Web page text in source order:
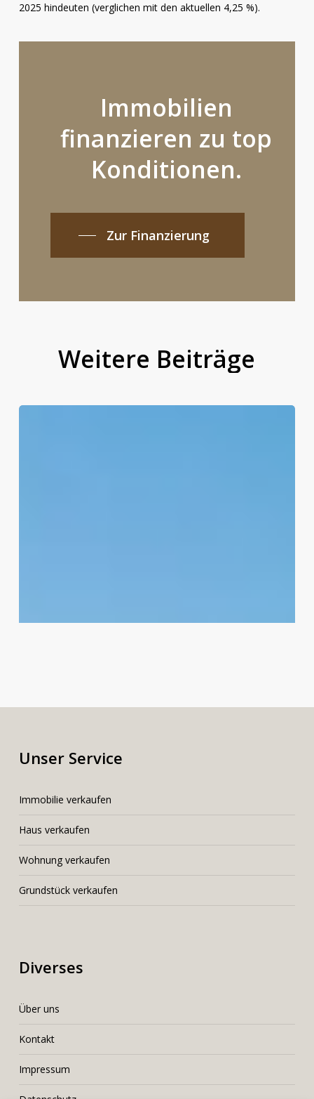
2025 hindeuten (verglichen mit den aktuellen 4,25 %).
Immobilien
finanzieren zu top
Konditionen.
Zur Finanzierung
Weitere Beiträge
Unser Service
Immobilie verkaufen
Haus verkaufen
Wohnung verkaufen
Grundstück verkaufen
Diverses
Über uns
Kontakt
Impressum